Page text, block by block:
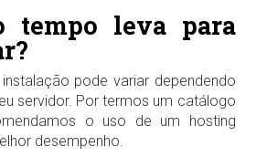
tempo leva para
pode variar dependendo
servidor. Por termos um catálogo
o uso de um hosting
desempenho.